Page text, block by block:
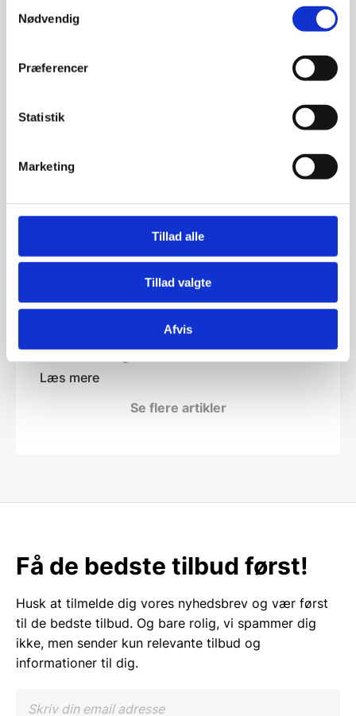
Nødvendig
Præferencer
Statistik
Marketing
Tillad alle
Tillad valgte
Afvis
18. februar 2025
overblik
17. februar 2025
til Cafe, Restaurant, Storkøkken og catering
Læs mere
Vi finder løsninger hos KPA GROUP, landets
storkøkkenbranchen
største udvalg
Læs mere
Se flere artikler
Få de bedste tilbud først!
Husk at tilmelde dig vores nyhedsbrev og vær først
til de bedste tilbud. Og bare rolig, vi spammer dig
ikke, men sender kun relevante tilbud og
informationer til dig.